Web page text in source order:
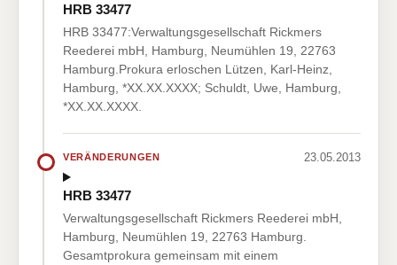
HRB 33477
HRB 33477:Verwaltungsgesellschaft Rickmers
Reederei mbH, Hamburg, Neumühlen 19, 22763
Hamburg.Prokura erloschen Lützen, Karl-Heinz,
Hamburg, *XX.XX.XXXX; Schuldt, Uwe, Hamburg,
*XX.XX.XXXX.
VERÄNDERUNGEN 23.05.2013
HRB 33477
Verwaltungsgesellschaft Rickmers Reederei mbH,
Hamburg, Neumühlen 19, 22763 Hamburg.
Gesamtprokura gemeinsam mit einem